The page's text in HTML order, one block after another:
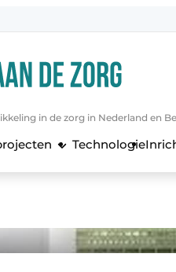
in de zorg in Nederland en
Technologie